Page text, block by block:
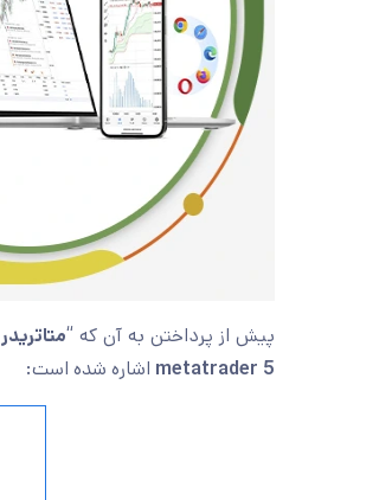
پیش از پرداختن به آن که “متاتریدر ۵ چیست؟
metatrader 5 اشاره شده است: